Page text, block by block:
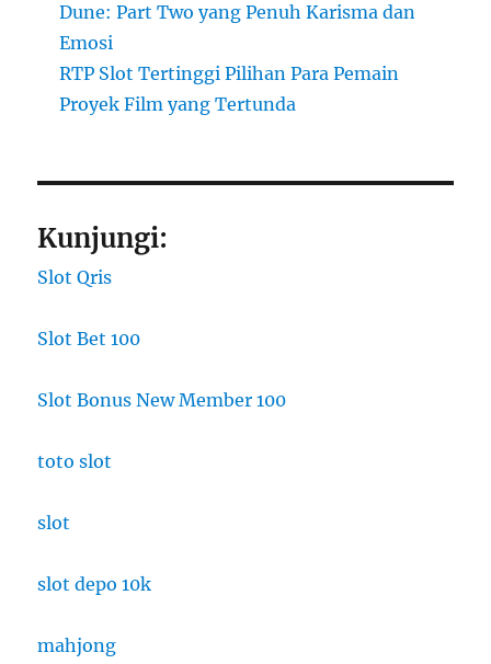
Dune: Part Two yang Penuh Karisma dan
Emosi
RTP Slot Tertinggi Pilihan Para Pemain
Proyek Film yang Tertunda
Kunjungi:
Slot Qris
Slot Bet 100
Slot Bonus New Member 100
toto slot
slot
slot depo 10k
mahjong